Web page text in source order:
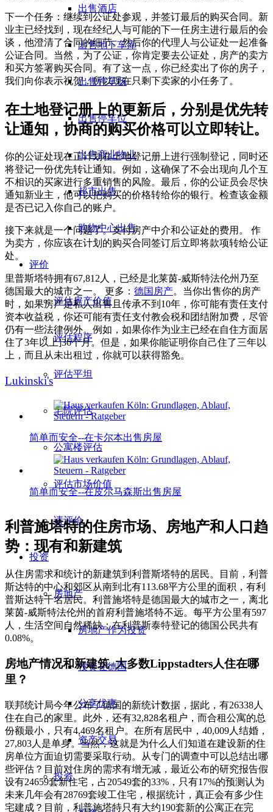
出售酒店
出售地下车库
出售停车场
出售停车位
出售商业物业
超市出售
购物中心出售
评价
评估房产价值
评估程序
评估平坦
宅院评估
公寓楼评估
评估市场价值
请评价
投资
房地产
房地产作为投资
投资在德国
分享优惠
资产交易
投资
下一个任务：继续到公证处参观，并签订最后的购买合同。新
业主已经找到，现在经纪人与可能的下一任房主进行最后的会
谈，他澄清了合同的细节。然后你的代理人与公证处一起准备
公证合同。当然，为了公证，你肯定要去公证处，房产的卖方
和买方签署购买合同。有了这一点，你已经卖出了你的房子，
我们向你表示祝贺，所以现在只剩下卖家的小任务了。
在土地登记册上的更新后，分别是优先转
让通知，协商的购买价格可以立即转让。
你的公证处现在正计划在土地登记册上进行强制登记，同时还
将登记一份优先转让通知。例如，这确保了不会出现向几个互
不相识的买家进行多重销售的风险。最后，你的公证员会尽快
通知新业主，他可以把购买的价格转给你的银行。检查该金额
是否已记入你自己的账户。
接下来就是一个问题了。支付房产中介和公证处的费用。 作
为卖方，你应该在计划的购买合同签订后立即将款项转给公证
处。
里普斯塔特拥有67,812人，已经是北莱茵-威斯特法伦州乃至
德国最大的城市之一。 更多： 德国房产。当你出售你的房产
时，如果房产是私人出售且传承不到10年，你可能有责任支付
资本收益税，你还可能有责任支付教会税和团结附加费，尽管
仍有一些法律例外。例如，如果你作为业主已经在自住方面居
住了3年以上]36个月。但是，如果你能证明你自己住了三年以
上，而且从未出租过，你就可以获得豁免。
Lukinski's
简单而安全--在卡尔本出售房屋
简单而安全--在皮尔马森斯出售房屋
利普施塔特的住房市场、房地产和人口趋
势：现有和新建筑
从住房需求和统计的新建筑到利普斯塔特的居民。目前，利普
斯达特的中心和郊区从南到北有113.68平方公里的面积，有利
普斯达特千名居民。利普施塔特是德国最大的城市之一，离北
莱茵-威斯特法伦州的首府利普施塔特不远。每平方公里有597
人，生活空间自然稀缺；在利普斯泰特登记的德国公民共有
0.08%。
房地产情况和新建筑–大多数Lippstadters人住在哪
里？
联邦统计局今年公布了德国的新统计数据，据此，有26338人
住在自己的家里。此外，还有32,828名租户，而合租公寓的总
份额最小，只有4,469名租户。在所有居民中，40,009人结婚，
27,803人是单身。当然，这就是为什么人们知道在建设新的住
房单位方面迫切需要采取行动。从专门的调查中可以总结出哪
些评估？目前对住房的需求有增无减，最近公布的研究报告假
设有24659套新住宅，占20549套的33%，只有17%的预测认为
未来几年会有28769套竣工住宅，根据统计，真正会有多少住
宅建成？目前，利普施塔特只有大约190套新的公寓正在完